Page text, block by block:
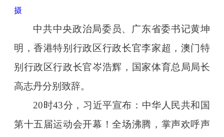
摄
中共中央政治局委员、广东省委书记黄坤
明，香港特别行政区行政长官李家超，澳门特
别行政区行政长官岑浩辉，国家体育总局局长
高志丹分别致辞。
20时43分，习近平宣布：中华人民共和国
第十五届运动会开幕！全场沸腾，掌声欢呼声